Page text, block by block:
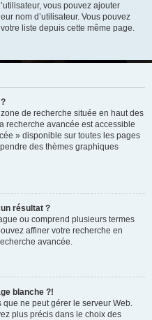
vous pouvez ajouter
nom d’utilisateur. Vous pouvez
liste depuis cette même page.
de recherche située en haut des
recherche avancée est accessible
» disponible sur toutes les pages
des thèmes graphiques
résultat ?
ou comprend plusieurs termes
affiner votre recherche en
avancée.
blanche ?!
ne peut gérer le serveur Web.
plus précis dans le choix des